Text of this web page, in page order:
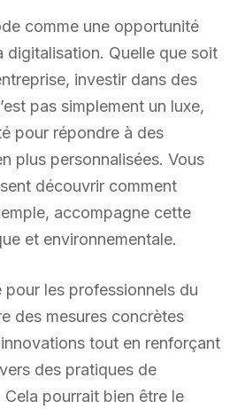
comme une opportunité
digitalisation. Quelle que soit
investir dans des
pas simplement un luxe,
pour répondre à des
plus personnalisées. Vous
découvrir comment
accompagne cette
et environnementale.
pour les professionnels du
des mesures concrètes
tout en renforçant
des pratiques de
pourrait bien être le